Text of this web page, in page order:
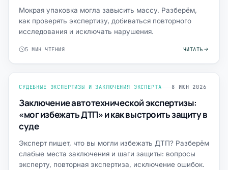
Мокрая упаковка могла завысить массу. Разберём,
как проверять экспертизу, добиваться повторного
исследования и исключать нарушения.
5 МИН ЧТЕНИЯ ЧИТАТЬ
СУДЕБНЫЕ ЭКСПЕРТИЗЫ И ЗАКЛЮЧЕНИЯ ЭКСПЕРТА 8 ИЮН 2026
Заключение автотехнической экспертизы:
«мог избежать ДТП» и как выстроить защиту в
суде
Эксперт пишет, что вы могли избежать ДТП? Разберём
слабые места заключения и шаги защиты: вопросы
эксперту, повторная экспертиза, исключение ошибок.